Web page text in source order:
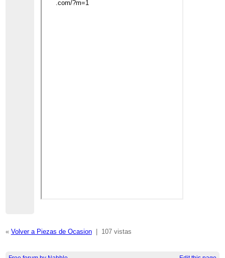
« Volver a Piezas de Ocasion| 107 vistas